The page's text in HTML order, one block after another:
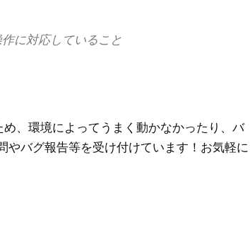
に対応していること
、環境によってうまく動かなかったり、バ
やバグ報告等を受け付けています！お気軽に